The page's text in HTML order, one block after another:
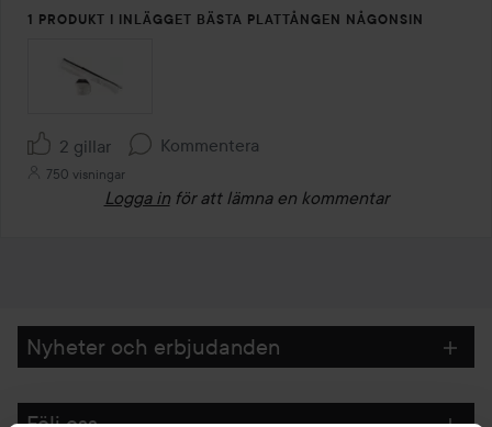
1 PRODUKT I INLÄGGET BÄSTA PLATTÅNGEN NÅGONSIN
2 gillar Kommentera
750 visningar
Logga in för att lämna en kommentar
Nyheter och erbjudanden